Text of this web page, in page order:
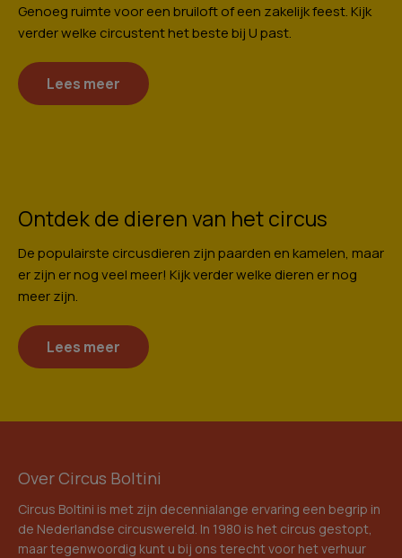
Genoeg ruimte voor een bruiloft of een zakelijk feest. Kijk
verder welke circustent het beste bij U past.
Lees meer
Ontdek de dieren van het circus
De populairste circusdieren zijn paarden en kamelen, maar
er zijn er nog veel meer! Kijk verder welke dieren er nog
meer zijn.
Lees meer
Over Circus Boltini
Circus Boltini is met zijn decennialange ervaring een begrip in
de Nederlandse circuswereld. In 1980 is het circus gestopt,
maar tegenwoordig kunt u bij ons terecht voor het verhuur